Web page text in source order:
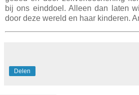
bij ons einddoel. Alleen dan laten
door deze wereld en haar kinderen.
Delen